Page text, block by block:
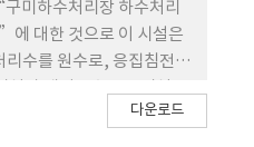
미하수처리장 하수처리
에 대한 것으로 이 시설은
리수를 원수로, 응집침전시
성능 확인을 위한 시운전을
다운로드